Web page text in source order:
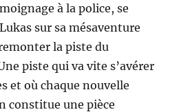
à la police, se
sur sa mésaventure
la piste du
piste qui va vite s’avérer
et où chaque nouvelle
constitue une pièce